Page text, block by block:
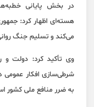
در بخش پایانی
هسته‌ای اظهار کرد:
می‌کند و تسلیم جنگ
وی تأکید کرد: دولت و
شرطی‌سازی افکار عمومی
به ضرر منافع ملی کشور